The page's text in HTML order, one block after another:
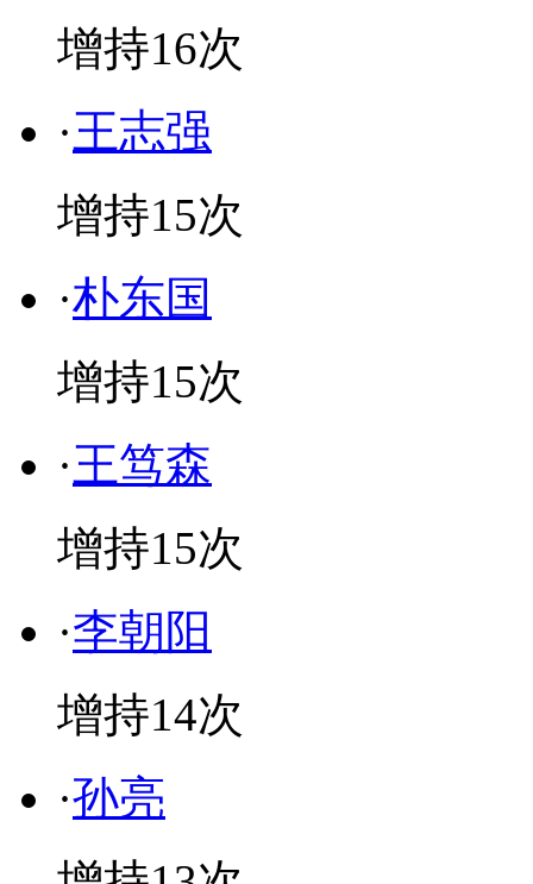
增持16次
·王志强
增持15次
·朴东国
增持15次
·王笃森
增持15次
·李朝阳
增持14次
·孙亮